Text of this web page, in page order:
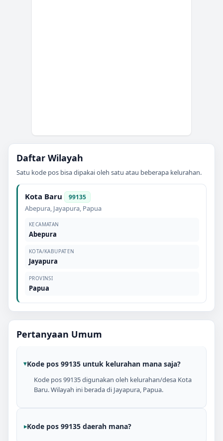
Daftar Wilayah
Satu kode pos bisa dipakai oleh satu atau beberapa kelurahan.
Kota Baru 99135
Abepura, Jayapura, Papua
KECAMATAN
Abepura
KOTA/KABUPATEN
Jayapura
PROVINSI
Papua
Pertanyaan Umum
Kode pos 99135 untuk kelurahan mana saja?
Kode pos 99135 digunakan oleh kelurahan/desa Kota
Baru. Wilayah ini berada di Jayapura, Papua.
Kode pos 99135 daerah mana?